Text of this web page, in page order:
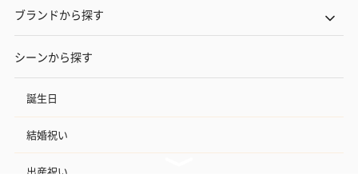
ブランドから探す
シーンから探す
誕生日
結婚祝い
出産祝い